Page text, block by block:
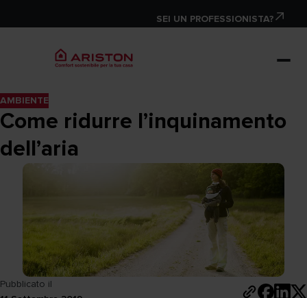
SEI UN PROFESSIONISTA?
AMBIENTE
Come ridurre l’inquinamento
dell’aria
Pubblicato il